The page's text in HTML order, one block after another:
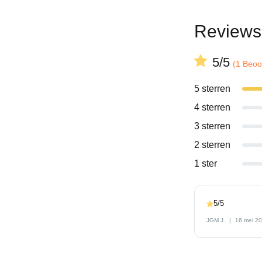
Reviews
5/5 (1
5 sterren
4 sterren
3 sterren
2 sterren
1 ster
5/5
JGM J. 16 mei